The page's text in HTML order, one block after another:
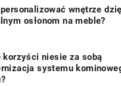
wnętrze
osłonom na meble?
korzyści niesie za sobą
systemu